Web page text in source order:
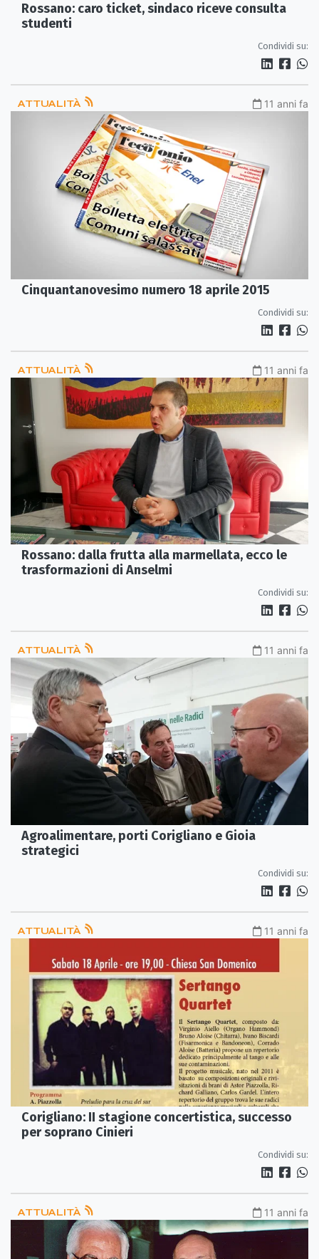
Rossano: caro ticket, sindaco riceve consulta
studenti
Condividi su:
ATTUALITÀ 11 anni fa
Cinquantanovesimo numero 18 aprile 2015
Condividi su:
ATTUALITÀ 11 anni fa
Rossano: dalla frutta alla marmellata, ecco le
trasformazioni di Anselmi
Condividi su:
ATTUALITÀ 11 anni fa
Agroalimentare, porti Corigliano e Gioia
strategici
Condividi su:
ATTUALITÀ 11 anni fa
Corigliano: II stagione concertistica, successo
per soprano Cinieri
Condividi su:
ATTUALITÀ 11 anni fa